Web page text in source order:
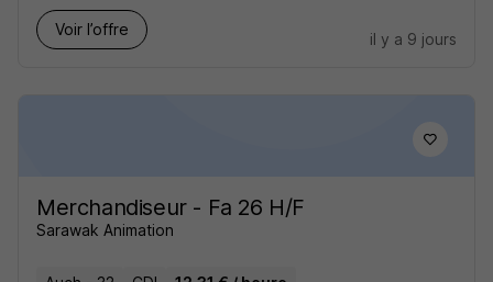
Voir l’offre
il y a 9 jours
Merchandiseur - Fa 26 H/F
Sarawak Animation